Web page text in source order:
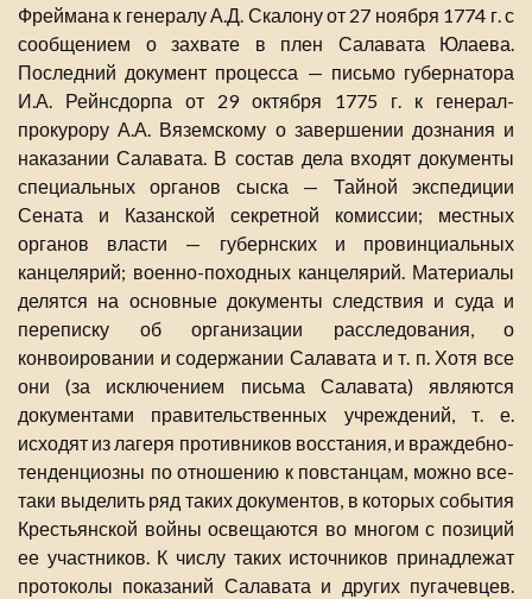
Фреймана к генералу А.Д. Скалону от 27 ноября 1774 г. с
сообщением о захвате в плен Салавата Юлаева.
Последний документ процесса — письмо губернатора
И.А. Рейнсдорпа от 29 октября 1775 г. к генерал-
прокурору А.А. Вяземскому о завершении дознания и
наказании Салавата. В состав дела входят документы
специальных органов сыска — Тайной экспедиции
Сената и Казанской секретной комиссии; местных
органов власти — губернских и провинциальных
канцелярий; военно-походных канцелярий. Материалы
делятся на основные документы следствия и суда и
переписку об организации расследования, о
конвоировании и содержании Салавата и т. п. Хотя все
они (за исключением письма Салавата) являются
документами правительственных учреждений, т. е.
исходят из лагеря противников восстания, и враждебно-
тенденциозны по отношению к повстанцам, можно все-
таки выделить ряд таких документов, в которых события
Крестьянской войны освещаются во многом с позиций
ее участников. К числу таких источников принадлежат
протоколы показаний Салавата и других пугачевцев.